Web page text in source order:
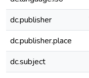
dc.publisher
dc.publisher.place
dc.subject